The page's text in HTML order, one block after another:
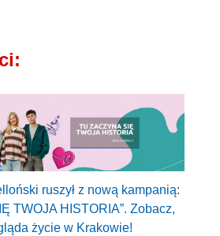
ruszył z nową kampanią:
TWOJA HISTORIA”. Zobacz,
życie w Krakowie!